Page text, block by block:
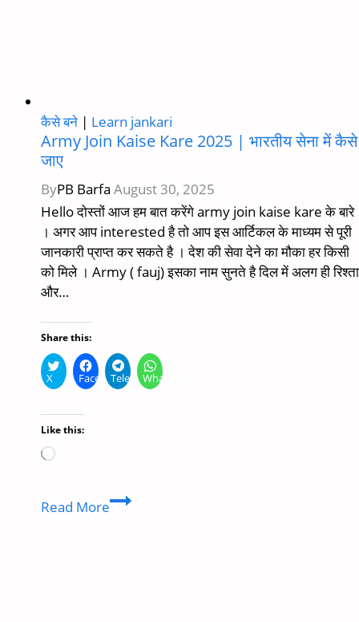
कैसे बने | Learn jankari
Army Join Kaise Kare 2025 | भारतीय सेना में कैसे
जाए
ByPB Barfa August 30, 2025
Hello दोस्तों आज हम बात करेंगे army join kaise kare के बारे
। अगर आप interested है तो आप इस आर्टिकल के माध्यम से पूरी
जानकारी प्राप्त कर सकते है । देश की सेवा देने का मौका हर किसी
को मिले । Army ( fauj) इसका नाम सुनते है दिल में अलग ही रिश्ता
और…
Share this:
X FacebookTelegramWhatsApp
Like this:
Loading…
Read MoreArmy